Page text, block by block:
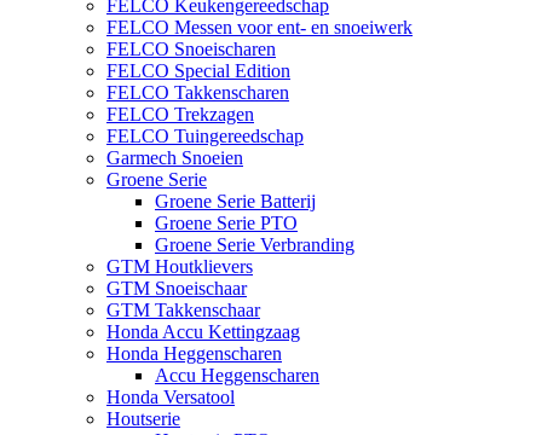
FELCO Keukengereedschap
FELCO Messen voor ent- en snoeiwerk
FELCO Snoeischaren
FELCO Special Edition
FELCO Takkenscharen
FELCO Trekzagen
FELCO Tuingereedschap
Garmech Snoeien
Groene Serie
Groene Serie Batterij
Groene Serie PTO
Groene Serie Verbranding
GTM Houtklievers
GTM Snoeischaar
GTM Takkenschaar
Honda Accu Kettingzaag
Honda Heggenscharen
Accu Heggenscharen
Honda Versatool
Houtserie